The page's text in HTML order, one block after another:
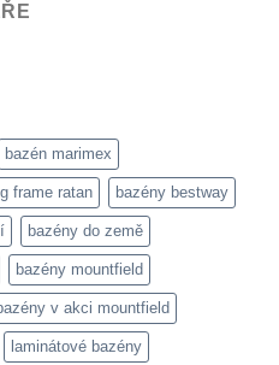
bazén marimex
frame ratan bazény bestway
bazény do země
bazény mountfield
v akci mountfield
laminátové bazény